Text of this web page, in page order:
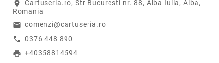
location_on
Cartuseria.ro, Str Bucuresti nr. 88, Alba Iulia, Alba,
Romania
email comenzi@cartuseria.ro
call 0376 448 890
print +40358814594